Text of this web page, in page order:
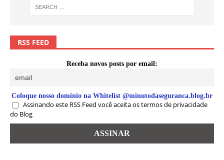
RSS FEED
Receba novos posts por email:
Coloque nosso domínio na Whitelist @minutodaseguranca.blog.br
Assinando este RSS Feed você aceita os termos de privacidade
do Blog